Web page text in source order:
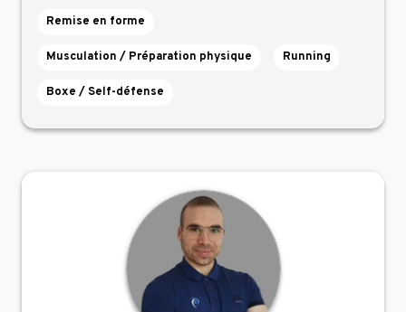
Remise en forme
Musculation / Préparation physique Running
Boxe / Self-défense